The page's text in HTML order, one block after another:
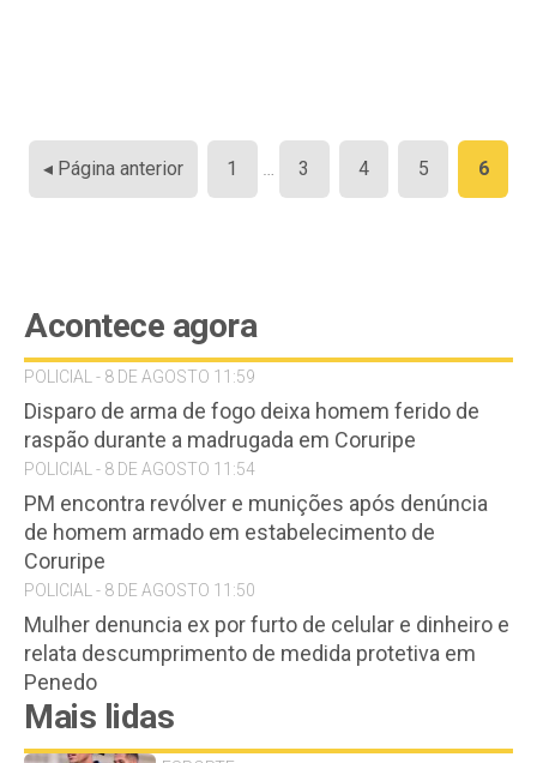
Paginação
de
◂ Página anterior 1 … 3 4 5 6
Acontece agora
POLICIAL - 8 DE AGOSTO 11:59
Disparo de arma de fogo deixa homem ferido de
raspão durante a madrugada em Coruripe
POLICIAL - 8 DE AGOSTO 11:54
PM encontra revólver e munições após denúncia
de homem armado em estabelecimento de
Coruripe
POLICIAL - 8 DE AGOSTO 11:50
Mulher denuncia ex por furto de celular e dinheiro e
relata descumprimento de medida protetiva em
Penedo
Mais lidas